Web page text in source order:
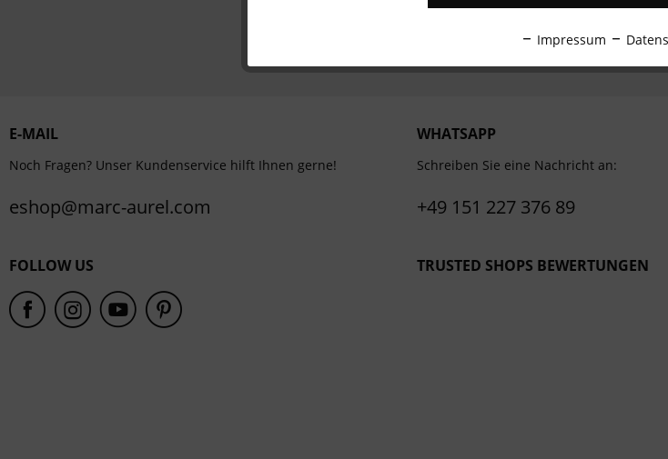
E-MAIL
Noch Fragen? Unser Kundenservice hilft Ihnen gerne!
eshop@marc-aurel.com
WHATSAPP
Schreiben Sie eine Nachricht an:
+49 151 227 376 89
FOLLOW US TRUSTED SHOPS BEWERTUNGEN
Impressum